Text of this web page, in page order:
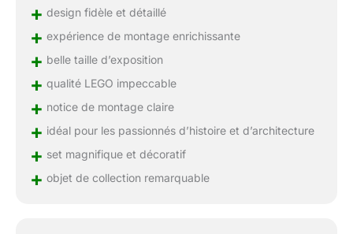
+ design fidèle et détaillé
+ expérience de montage enrichissante
+ belle taille d’exposition
+ qualité LEGO impeccable
+ notice de montage claire
+ idéal pour les passionnés d’histoire et d’architecture
+ set magnifique et décoratif
+ objet de collection remarquable